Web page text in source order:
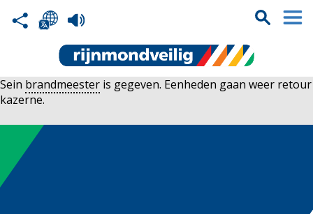
Sein brandmeester is gegeven. Eenheden gaan weer retour
kazerne.